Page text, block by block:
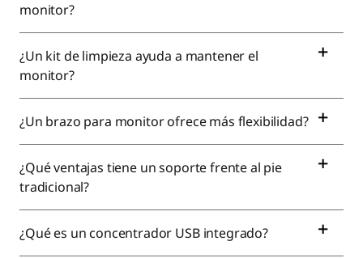
monitor?
¿Un kit de limpieza ayuda a mantener el
monitor?
¿Un brazo para monitor ofrece más flexibilidad?
¿Qué ventajas tiene un soporte frente al pie
tradicional?
¿Qué es un concentrador USB integrado?